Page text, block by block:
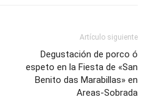
Artículo siguiente
Degustación de porco ó
espeto en la Fiesta de «San
Benito das Marabillas» en
Areas-Sobrada